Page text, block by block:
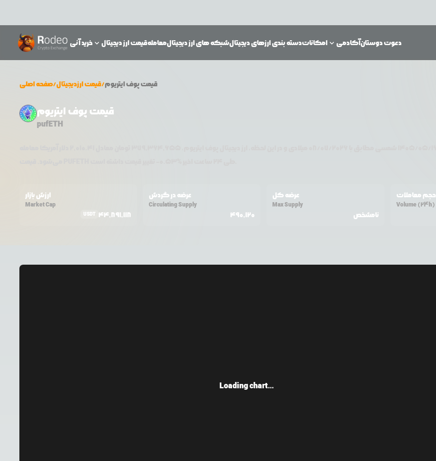
خرید آنی قیمت ارز دیجیتالمعاملهشبکه‌ های ارز دیجیتالدسته بندی ارزهای دیجیتالامکانات آکادمیدعوت دوستان
صفحه اصلی/قیمت ارزدیجیتال/ قیمتپوف ایتریوم
قیمت پوف ایتریوم
pufETH
ارزش بازار
Market Cap
USDT 44,891,118
عرضه در گردش
Circulating Supply
490,120
عرضه کل
Max Supply
نامشخص
حجم معاملات
Volume (24h)
Loading chart...